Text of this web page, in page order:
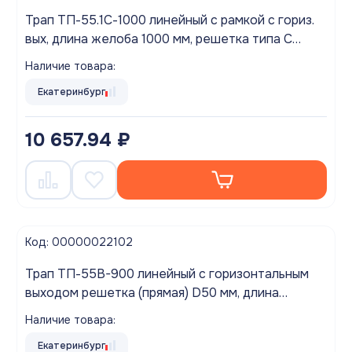
Трап ТП-55.1С-1000 линейный с рамкой с гориз.
вых, длина желоба 1000 мм, решетка типа С
(щелевая)
Наличие товара:
Екатеринбург
10 657.94 ₽
Код: 00000022102
Трап ТП-55B-900 линейный с горизонтальным
выходом решетка (прямая) D50 мм, длина
желоба 900мм
Наличие товара:
Екатеринбург